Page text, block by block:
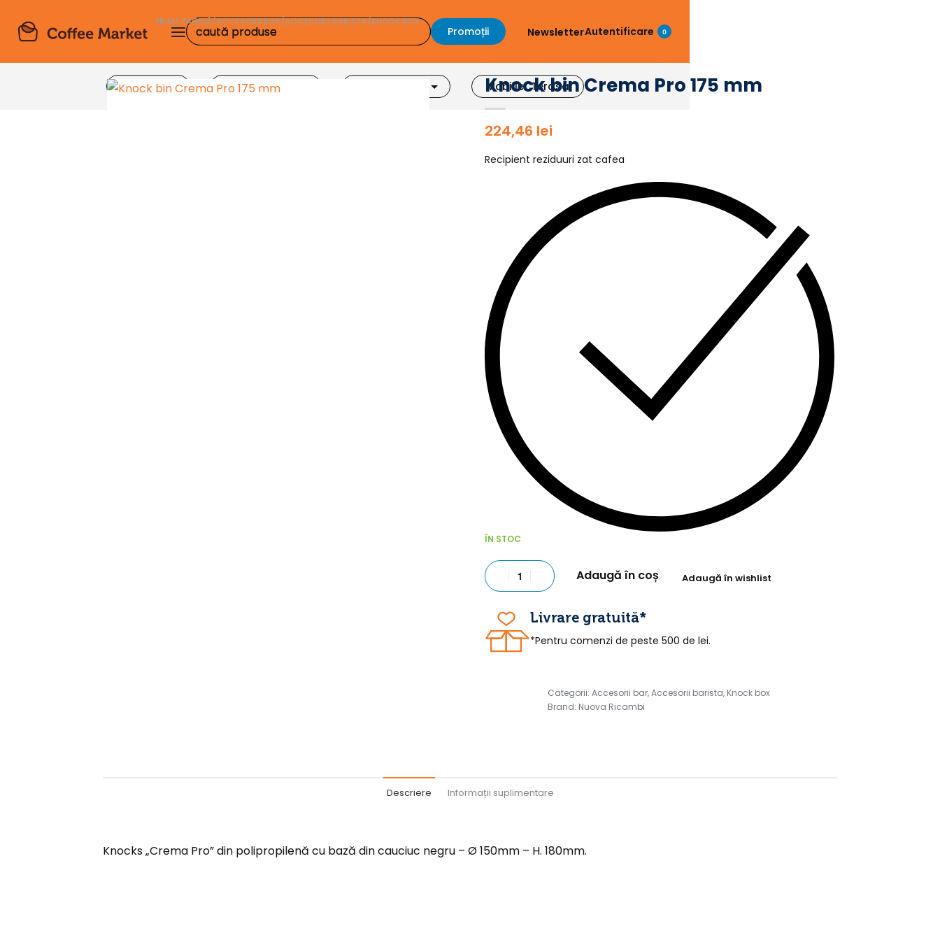
Promoții NewsletterAutentificare 0
Produse Echipamente Mobilier Terasa
PRIMA PAGINĂ/ACCESORII BAR/ACCESORII BARISTA/KNOCK BOX
Knock bin Crema Pro 175 mm
224,46 lei
Recipient reziduuri zat cafea
ÎN STOC
Adaugă în coș Adaugă în wishlist
Livrare gratuită*
*Pentru comenzi de peste 500 de lei.
Categorii: Accesorii bar,Accesorii barista, Knock box
Brand: Nuova Ricambi
Descriere Informații suplimentare
Knocks „Crema Pro” din polipropilenă cu bază din cauciuc negru – Ø 150mm – H. 180mm.